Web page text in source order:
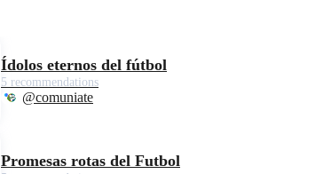
Ídolos eternos del fútbol
5 recommendations
@comuniate
Promesas rotas del Futbol